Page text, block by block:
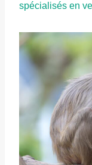
spécialisés en